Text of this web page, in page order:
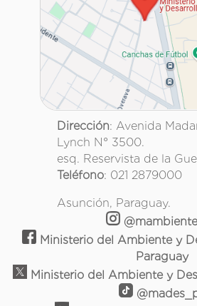
Dirección: Avenida
Lynch N° 3500.
esq. Reservista de la
Teléfono: 021 2879000
Asunción, Paraguay.
Ministerio del Ambiente y
Paraguay
Ministerio del Ambiente y